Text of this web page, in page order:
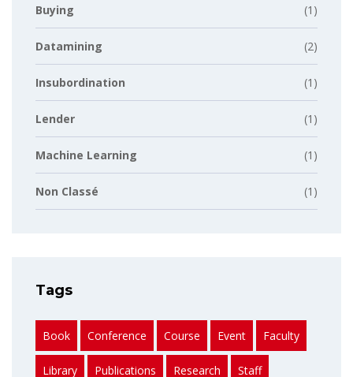
Buying (1)
Datamining (2)
Insubordination (1)
Lender (1)
Machine Learning (1)
Non Classé (1)
Tags
Book Conference Course Event Faculty
Library Publications Research Staff